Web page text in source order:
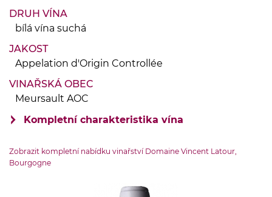
DRUH VÍNA
bílá vína suchá
JAKOST
Appelation d'Origin Controllée
VINAŘSKÁ OBEC
Meursault AOC
Kompletní charakteristika vína
1er Cru Poruzot
Zobrazit kompletní nabídku vinařství Domaine Vincent Latour,
Bourgogne